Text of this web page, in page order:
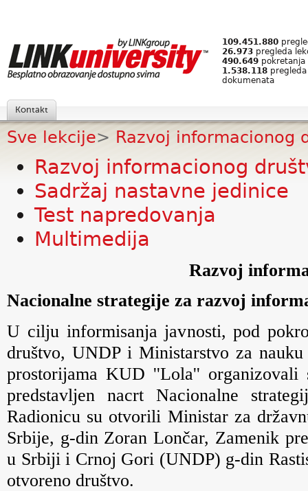
109.451.880
26.973 pregleda
490.649 pokretanja
1.538.118
dokumenata
Kontakt
Sve lekcije> Razvoj informacionog
Razvoj informacionog
Sadržaj nastavne jedinice
Test napredovanja
Multimedija
Razvoj
Nacionalne strategije za razvoj
U cilju informisanja javnosti, pod
društvo, UNDP i Ministarstvo za
prostorijama KUD ''Lola''
predstavljen nacrt Nacionalne
Radionicu su otvorili Ministar za
Srbije, g-din Zoran Lončar, Zamenik
u Srbiji i Crnoj Gori (UNDP) g-din
otvoreno društvo.